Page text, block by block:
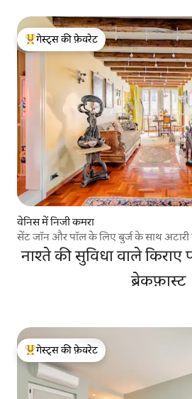
गेस्ट्स का टॉप फ़ेवरेट
गेस्ट्स की फ़ेवरेट
वेनिस में निजी कमरा
सेंट जॉन और पॉल के लिए बुर्ज के साथ
नाश्ते की सुविधा वाले
ब्रेकफ़ास्ट
गेस्ट्स का टॉप फ़ेवरेट
गेस्ट्स की फ़ेवरेट